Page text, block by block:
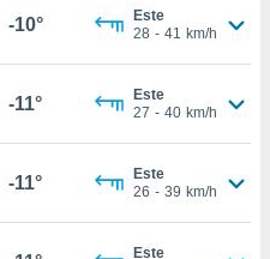
-10°
Este
28 - 41 km/h
-11°
Este
27 - 40 km/h
-11°
Este
26 - 39 km/h
Este